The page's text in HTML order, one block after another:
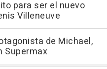
para ser el nuevo
Villeneuve
de Michael,
Supermax